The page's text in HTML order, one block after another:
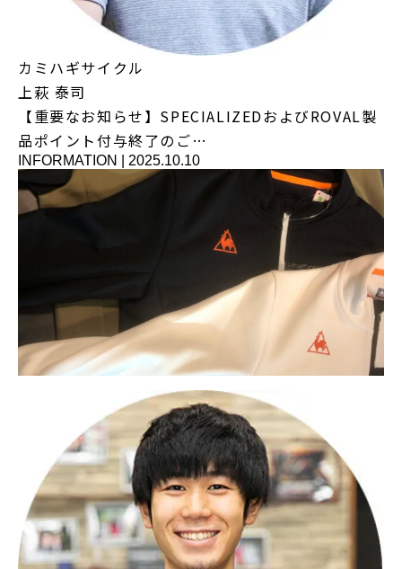
カミハギサイクル
上萩 泰司
【重要なお知らせ】SPECIALIZEDおよびROVAL製
品ポイント付与終了のご…
INFORMATION 2025.10.10